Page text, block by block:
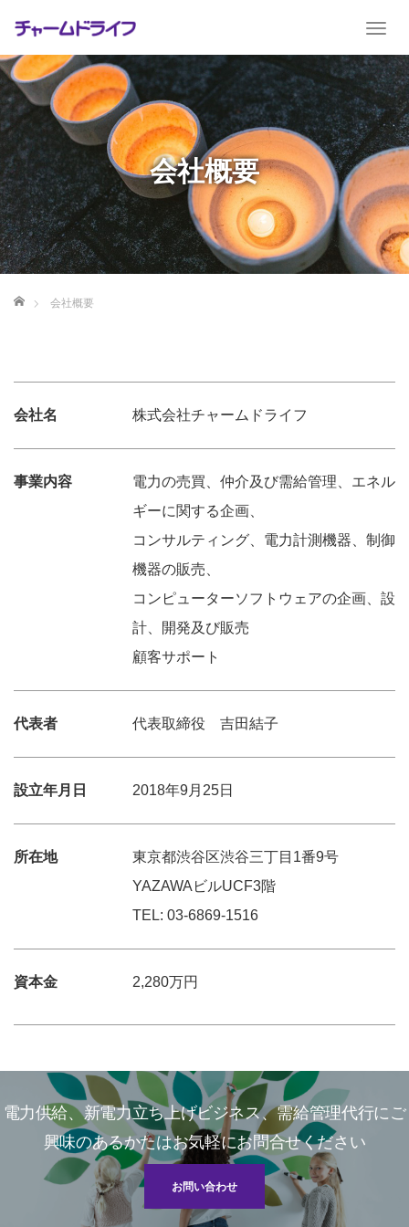
T
g
g
l
e
n
v
i
g
a
t
会社概要
ホーム 会社概要
会社名 株式会社チャームドライフ
事業内容
電力の売買、仲介及び需給管理、エネル
ギーに関する企画、
コンサルティング、電力計測機器、制御
機器の販売、
コンピューターソフトウェアの企画、設
計、開発及び販売
顧客サポート
代表者 代表取締役 吉田結子
設立年月日 2018年9月25日
所在地
東京都渋谷区渋谷三丁目1番9号
YAZAWAビルUCF3階
TEL: 03-6869-1516
資本金 2,280万円
電力供給、新電力立ち上げビジネス、需給管理代行にご
興味のあるかたはお気軽にお問合せください
お問い合わせ